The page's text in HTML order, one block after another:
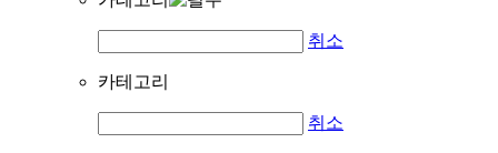
취소
카테고리
취소